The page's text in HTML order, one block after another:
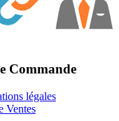
Commande
légales
Ventes